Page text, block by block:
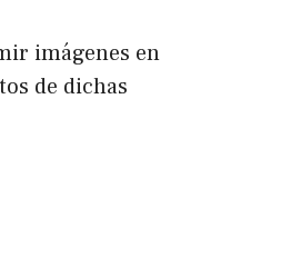
imágenes en
de dichas